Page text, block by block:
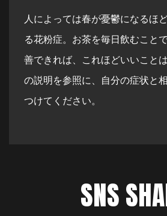
人によっては春が憂鬱になるほ
る花粉症。お茶を毎日飲むこと
善できれば、これほどいいこと
の説明を参照に、自分の症状と
つけてください。
SNS